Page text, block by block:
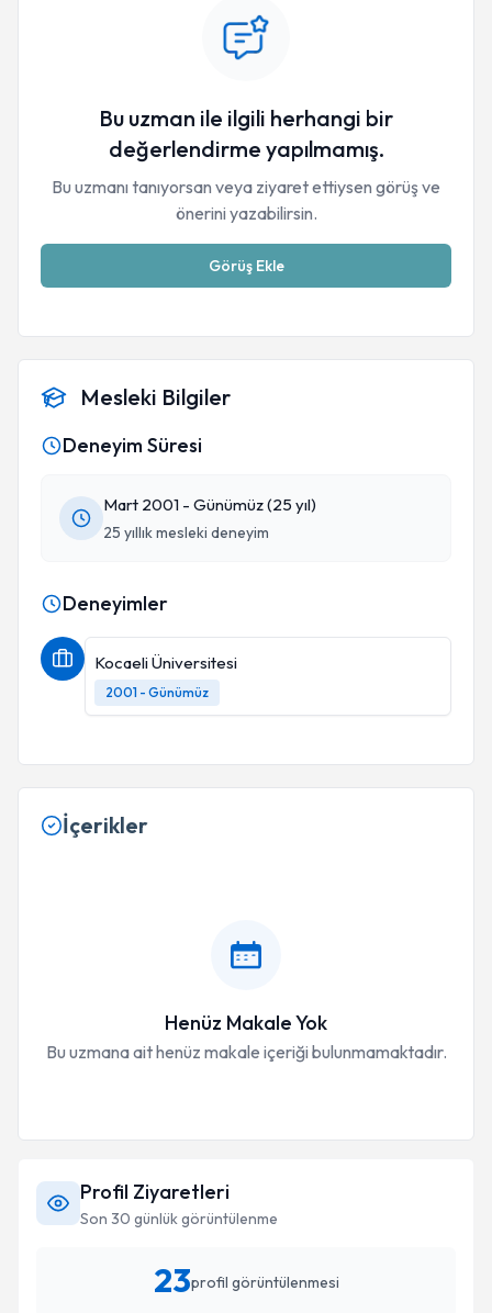
Bu uzman ile ilgili herhangi bir
değerlendirme yapılmamış.
Bu uzmanı tanıyorsan veya ziyaret ettiysen görüş ve
önerini yazabilirsin.
Görüş Ekle
Mesleki Bilgiler
Deneyim Süresi
Mart 2001 - Günümüz (25 yıl)
25 yıllık mesleki deneyim
Deneyimler
Kocaeli Üniversitesi
2001 - Günümüz
İçerikler
Henüz Makale Yok
Bu uzmana ait henüz makale içeriği bulunmamaktadır.
Profil Ziyaretleri
Son 30 günlük görüntülenme
23profil görüntülenmesi